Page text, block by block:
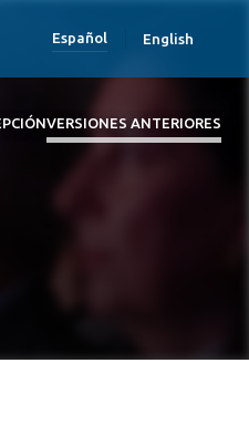
Español English
VERSIONES ANTERIORES